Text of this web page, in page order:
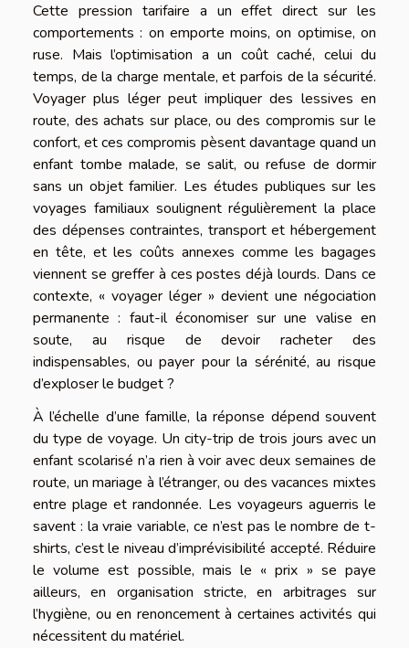
Cette pression tarifaire a un effet direct sur les
comportements : on emporte moins, on optimise, on
ruse. Mais l’optimisation a un coût caché, celui du
temps, de la charge mentale, et parfois de la sécurité.
Voyager plus léger peut impliquer des lessives en
route, des achats sur place, ou des compromis sur le
confort, et ces compromis pèsent davantage quand un
enfant tombe malade, se salit, ou refuse de dormir
sans un objet familier. Les études publiques sur les
voyages familiaux soulignent régulièrement la place
des dépenses contraintes, transport et hébergement
en tête, et les coûts annexes comme les bagages
viennent se greffer à ces postes déjà lourds. Dans ce
contexte, « voyager léger » devient une négociation
permanente : faut-il économiser sur une valise en
soute, au risque de devoir racheter des
indispensables, ou payer pour la sérénité, au risque
d’exploser le budget ?
À l’échelle d’une famille, la réponse dépend souvent
du type de voyage. Un city-trip de trois jours avec un
enfant scolarisé n’a rien à voir avec deux semaines de
route, un mariage à l’étranger, ou des vacances mixtes
entre plage et randonnée. Les voyageurs aguerris le
savent : la vraie variable, ce n’est pas le nombre de t-
shirts, c’est le niveau d’imprévisibilité accepté. Réduire
le volume est possible, mais le « prix » se paye
ailleurs, en organisation stricte, en arbitrages sur
l’hygiène, ou en renoncement à certaines activités qui
nécessitent du matériel.